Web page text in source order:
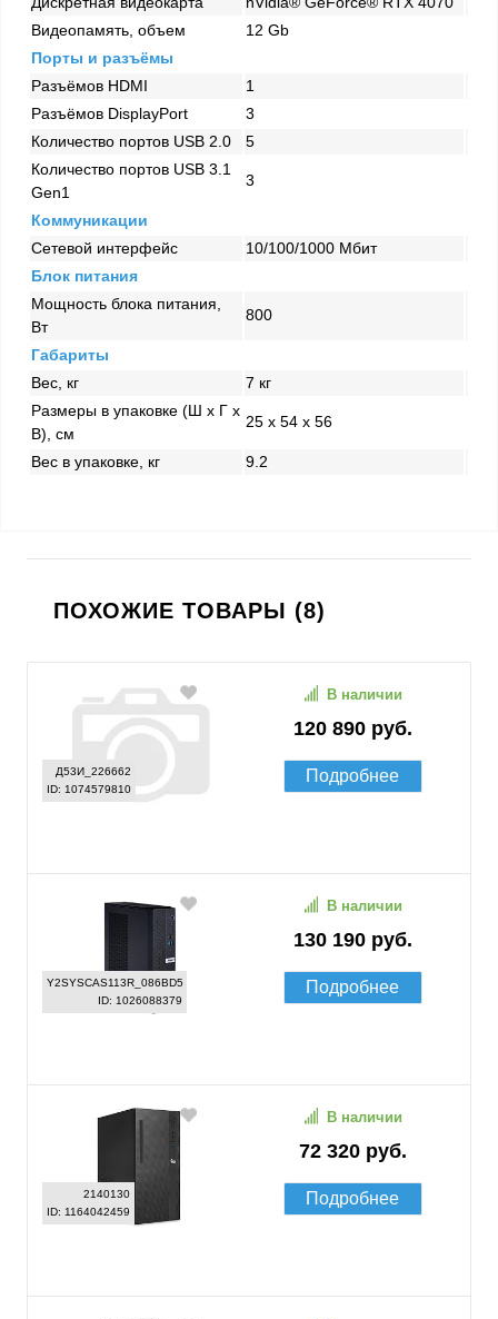
Видеопамять, объем
12 Gb
Порты и разъёмы
Разъёмов HDMI
1
Разъёмов DisplayPort
3
Количество портов USB 2.0
5
Количество портов USB 3.1
Gen1
3
Коммуникации
Сетевой интерфейс
10/100/1000 Mбит
Блок питания
Мощность блока питания,
Вт
800
Габариты
Вес, кг
7 кг
Размеры в упаковке (Ш x Г x
В), см
25 x 54 x 56
Вес в упаковке, кг 9.2
ПОХОЖИЕ ТОВАРЫ (8)
Д53И_226662
ID: 1074579810
120 890 руб.
В наличии
Подробнее
Y2SYSCAS113R_086BD5
ID: 1026088379
130 190 руб.
В наличии
Подробнее
2140130
ID: 1164042459
72 320 руб.
В наличии
Подробнее